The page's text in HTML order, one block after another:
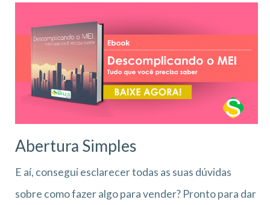
Abertura Simples
E aí, consegui esclarecer todas as suas dúvidas
sobre como fazer algo para vender? Pronto para dar